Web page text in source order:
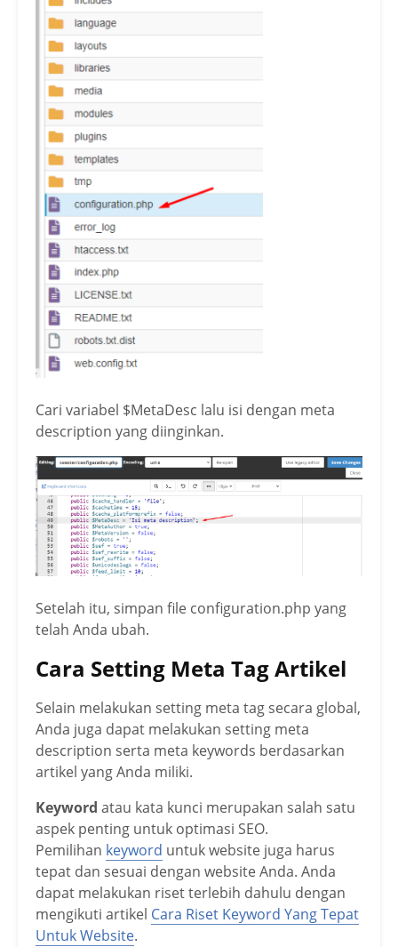
Cari variabel $MetaDesc lalu isi dengan meta
description yang diinginkan.
Setelah itu, simpan file configuration.php yang
telah Anda ubah.
Cara Setting Meta Tag Artikel
Selain melakukan setting meta tag secara global,
Anda juga dapat melakukan setting meta
description serta meta keywords berdasarkan
artikel yang Anda miliki.
Keyword atau kata kunci merupakan salah satu
aspek penting untuk optimasi SEO.
Pemilihan keyword untuk website juga harus
tepat dan sesuai dengan website Anda. Anda
dapat melakukan riset terlebih dahulu dengan
mengikuti artikel Cara Riset Keyword Yang Tepat
Untuk Website.